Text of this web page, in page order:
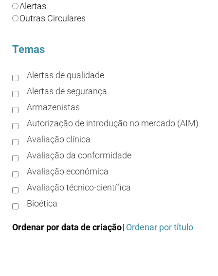
Alertas
Outras Circulares
Temas
Alertas de qualidade
Alertas de segurança
Armazenistas
Autorização de introdução no mercado (AIM)
Avaliação clínica
Avaliação da conformidade
Avaliação económica
Avaliação técnico-científica
Bioética
Boas práticas de distribuição
Ordenar por data de criação| Ordenar por título